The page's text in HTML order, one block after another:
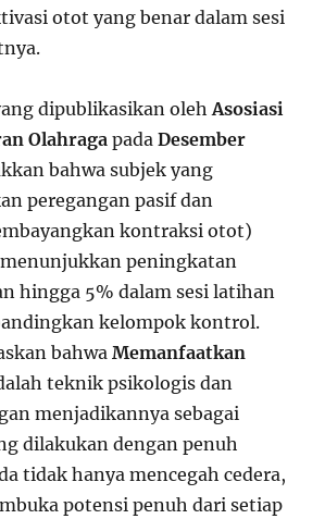
otot yang benar dalam sesi
dipublikasikan olehAsosiasi
Olahraga padaDesember
bahwa subjek yang
peregangan pasif dan
kontraksi otot)
peningkatan
hingga 5% dalam sesi latihan
kelompok kontrol.
bahwaMemanfaatkan
teknik psikologis dan
menjadikannya sebagai
dilakukan dengan penuh
tidak hanya mencegah cedera,
potensi penuh dari setiap